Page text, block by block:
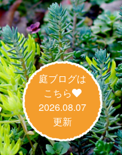
庭ブログは
こちら
2026.08.07
更新